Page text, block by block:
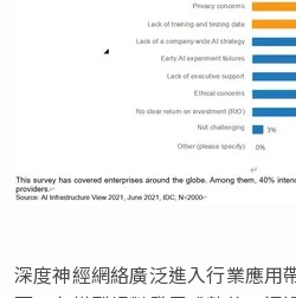
深度神經網絡廣泛進入行業應用